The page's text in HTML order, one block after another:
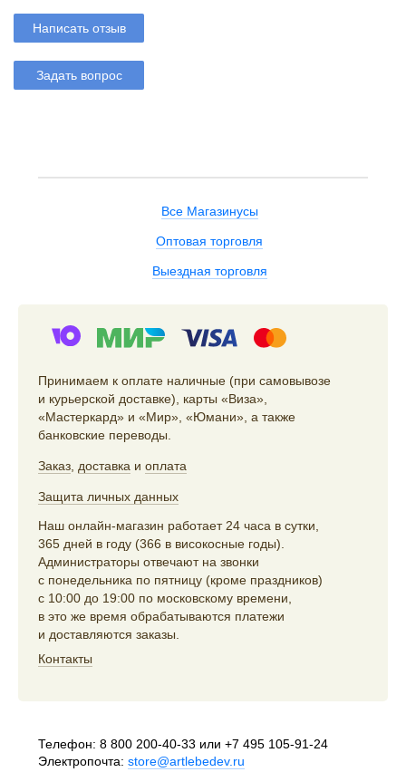
Написать отзыв
Задать вопрос
Все Магазинусы
Оптовая торговля
Выездная торговля
Принимаем к оплате наличные (при самовывозе
и курьерской доставке), карты «Виза»,
«Мастеркард» и «Мир», «Юмани», а также
банковские переводы.
Заказ доставка и оплата
Защита личных данных
Наш онлайн-магазин работает 24 часа в сутки,
365 дней в году (366 в високосные годы).
Администраторы отвечают на звонки
с понедельника по пятницу (кроме праздников)
с 10:00 до 19:00 по московскому времени,
в это же время обрабатываются платежи
и доставляются заказы.
Контакты
Телефон: 8 800 200-40-33 или +7 495 105-91-24
Электропочта: store@artlebedev.ru